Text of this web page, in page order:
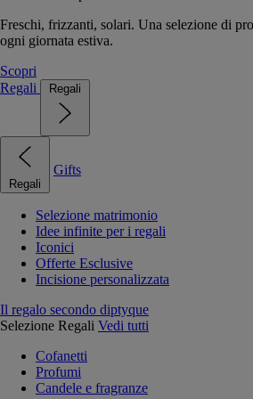
Freschi, frizzanti, solari. Una selezione di
ogni giornata estiva.
Scopri
Regali
Regali
Regali
Gifts
Selezione matrimonio
Idee infinite per i regali
Iconici
Offerte Esclusive
Incisione personalizzata
Il regalo secondo diptyque
Selezione Regali Vedi tutti
Cofanetti
Profumi
Candele e fragranze